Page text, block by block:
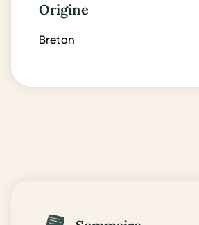
Origine
Breton